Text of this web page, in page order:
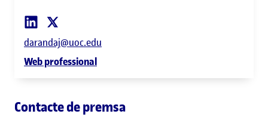
darandaj@uoc.edu
Web professional
Contacte de premsa